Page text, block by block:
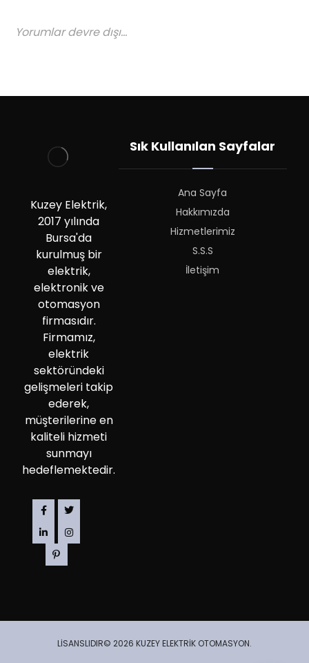
Yorumlar devre dışı...
Kuzey Elektrik,
2017 yılında
Bursa'da
kurulmuş bir
elektrik,
elektronik ve
otomasyon
firmasıdır.
Firmamız,
elektrik
sektöründeki
gelişmeleri takip
ederek,
müşterilerine en
kaliteli hizmeti
sunmayı
hedeflemektedir.
Sık Kullanılan Sayfalar
Ana Sayfa
Hakkımızda
Hizmetlerimiz
S.S.S
İletişim
LİSANSLIDIR© 2026 KUZEY ELEKTRİK OTOMASYON.